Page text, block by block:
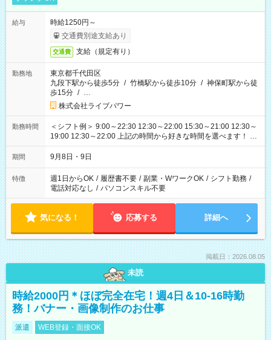
給与
時給1250円～
交通費別途支給あり
交通費 支給（規定有り）
勤務地
東京都千代田区
九段下駅から徒歩5分 / 竹橋駅から徒歩10分 / 神保町駅から徒
歩15分 / …
株式会社ライブパワー
勤務時間
＜シフト例＞ 9:00～22:30 12:30～22:00 15:30～21:00 12:30～
19:00 12:30～22:00 上記の時間から好きな時間を選べます！ ※
時間は変更となる可能性があります
期間 9月8日・9日
特徴 週1日からOK / 履歴書不要 / 副業・WワークOK / シフト勤務 /
電話対応なし / パソコンスキル不要
気になる！ 応募する 詳細へ
掲載日：2026.08.05
未読
時給2000円＊ほぼ完全在宅！週4日＆10-16時勤
務！バナー・画像制作のお仕事
派遣 WEB登録・面接OK